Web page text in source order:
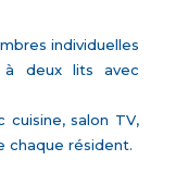
individuelles
à deux lits avec
cuisine, salon TV,
chaque résident.